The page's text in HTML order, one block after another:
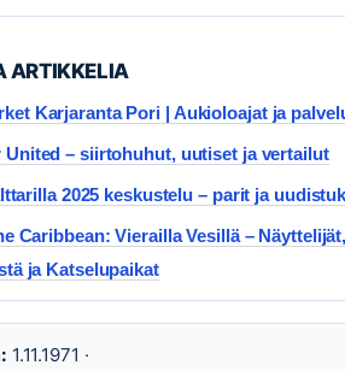
ARTIKKELIA
Karjaranta Pori | Aukioloajat ja
United – siirtohuhut, uutiset ja vertailut
2025 keskustelu – parit ja
Caribbean: Vierailla Vesillä –
ja Katselupaikat
1.11.1971 ·